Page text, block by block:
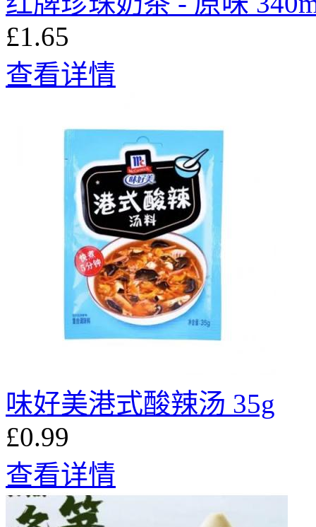
£1.65
查看详情
味好美港式酸辣汤 35g
£0.99
查看详情